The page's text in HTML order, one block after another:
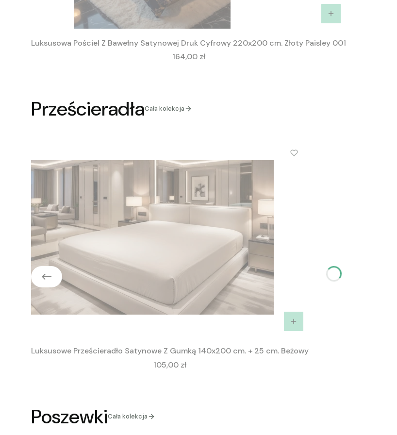
Luksusowa Pościel Z Bawełny Satynowej Druk Cyfrowy 220x200 cm. Złoty Paisley 001
Cena
164,00 zł
PrześcieradłaCała kolekcja
Luksusowe Prześcieradło Satynowe Z Gumką 140x200 cm. + 25 cm. Beżowy
Cena
105,00 zł
PoszewkiCała kolekcja